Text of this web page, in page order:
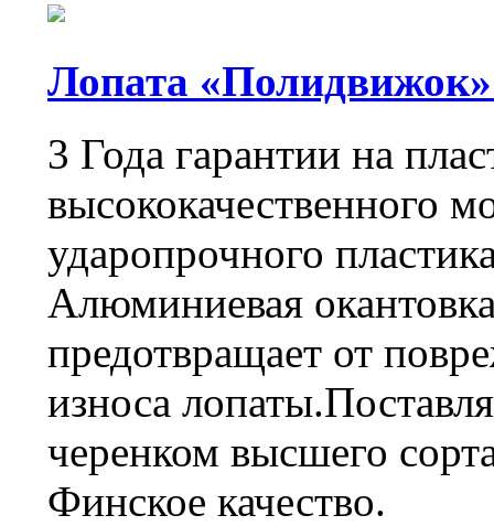
Лопата «Полидвижок»
3 Года гарантии на
высококачественного
ударопрочного
Алюминиевая
предотвращает от
износа
черенком высшего
Финское качество.